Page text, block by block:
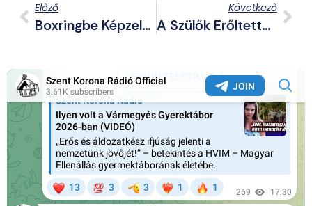
Előző
Boxringbe Képzelték Magukat A Cigányok Fényes Nappal Miskolc Belvárosában
Következő
A Szülők Erőltették A Gyerekekre A Pride Részvételt Az USA-Ban, Ahol Meztelen Aberráltak Vonultak